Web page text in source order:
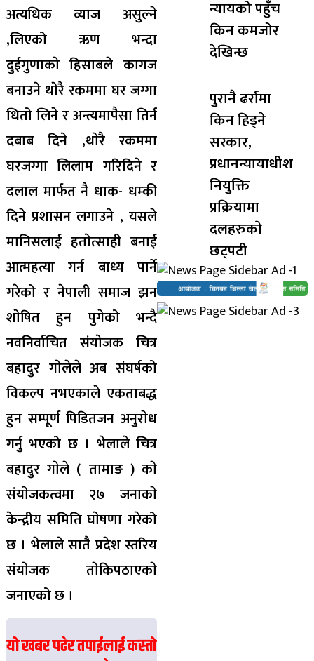
अत्यधिक व्याज असुल्ने
,लिएको ऋण भन्दा
दुईगुणाकाे हिसाबले कागज
बनाउने थाेरै रकममा घर जग्गा
धितो लिने र अन्त्यमापैसा तिर्न
दबाब दिने ,थाेरै रकममा
घरजग्गा लिलाम गरिदिने र
दलाल मार्फत नै धाक- धम्की
दिने प्रशासन लगाउने , यसले
मानिसलाई हताेत्साही बनाई
आत्महत्या गर्न बाध्य पार्ने
गरेको र नेपाली समाज झन
शाेषित हुन पुगेको भन्दै
नवनिर्वाचित संयाेजक चित्र
बहादुर गाेलेले अब संघर्षको
विकल्प नभएकाले एकताबद्ध
हुन सम्पूर्ण पिडितजन अनुराेध
गर्नु भएको छ । भेलाले चित्र
बहादुर गाेले ( तामाङ ) काे
संयाेजकत्वमा २७ जनाकाे
केन्द्रीय समिति घाेषणा गरेको
छ । भेलाले सातै प्रदेश स्तरिय
संयाेजक ताेकिपठाएकाे
जनाएको छ ।
यो खबर पढेर तपाईलाई कस्तो
न्यायको पहुँच
किन कमजोर
देखिन्छ
पुरानै ढर्रामा
किन हिड्ने
सरकार,
प्रधानन्यायाधीश
नियुक्ति
प्रक्रियामा
दलहरुकाे
छट्पटी